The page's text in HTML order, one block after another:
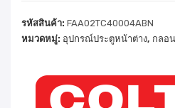
รหัสสินค้า: FAA02TC40004ABN
หมวดหมู่: อุปกรณ์ประตูหน้าต่าง, กลอน